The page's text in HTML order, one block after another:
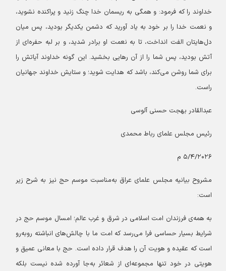
خداوند را که فرمود: و همگی به ریسمان خدا چنگ زنید و پراکنده نشوید،
و نعمت خدا را بر خود به یاد آورید که دشمن یکدیگر بودید، پس میان
دل‌هایتان الفت انداخت، تا به نعمت او برادر شدید، و بر لبه حفره‌ای از
آتش بودید، پس شما را از آن رهایی بخشید. این گونه خداوند آیاتش را
برای شما روشن می‌کند، باشد که هدایت شوید؛ و ستایش خداوند جهانیان
راست.
عبدالقادر بهجت حسنی آلوسی
رئیس مجلس علمای رباط محمدی
۵/۴/۲۰۲۶ م
مشروح بیانیه مجلس علمای عراق به‌مناسبت موسم حج نیز به شرح زیر
است:
به همه‌ی فرزندان امت اسلامی در شرق و غرب عالم؛ امسال موسم حج در
شرایط بسیار حساسی فرا می‌رسد که امت ما با چالش‌های انباشته روبه‌رو
است که عقیده و هویت آن را هدف قرار داده است. حج با معانی عمیق و
هویتی در خود تنها مجموعه‌ای از شعائر به‌جا آورده شده نیست بلکه